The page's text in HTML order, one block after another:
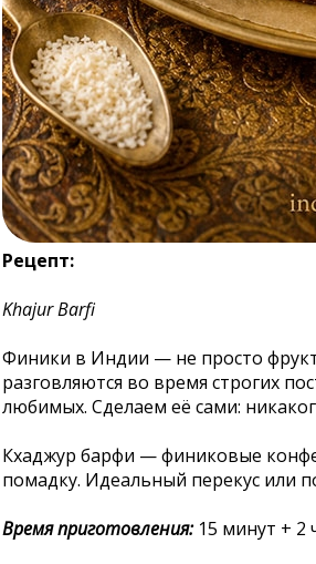
Рецепт:
Khajur Barfi
Финики в Индии — не просто
разговляются во время строгих
любимых. Сделаем её сами:
Кхаджур барфи — финиковые
помадку. Идеальный перекус или
Время приготовления: 15 минут + 2